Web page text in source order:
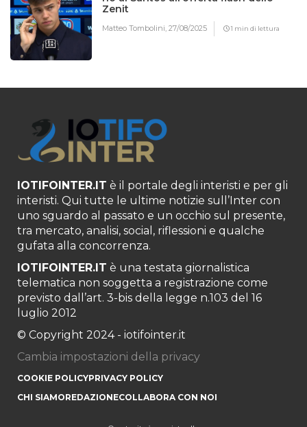
Zenit
Matteo Tombolini,27/08/2025 1 min di lettura
IOTIFOINTER.IT è il portale degli interisti e per gli
interisti. Qui tutte le ultime notizie sull’Inter con
uno sguardo al passato e un occhio sul presente,
tra mercato, analisi, social, riflessioni e qualche
gufata alla concorrenza.
IOTIFOINTER.IT è una testata giornalistica
telematica non soggetta a registrazione come
previsto dall’art. 3-bis della legge n.103 del 16
luglio 2012
© Copyright 2024 - iotifointer.it
Cambia impostazioni della privacy
COOKIE POLICYPRIVACY POLICY
CHI SIAMOREDAZIONECOLLABORA CON NOI